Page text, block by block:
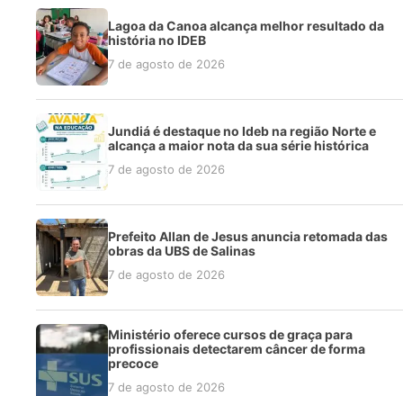
Lagoa da Canoa alcança melhor resultado da
história no IDEB
7 de agosto de 2026
Jundiá é destaque no Ideb na região Norte e
alcança a maior nota da sua série histórica
7 de agosto de 2026
Prefeito Allan de Jesus anuncia retomada das
obras da UBS de Salinas
7 de agosto de 2026
Ministério oferece cursos de graça para
profissionais detectarem câncer de forma
precoce
7 de agosto de 2026